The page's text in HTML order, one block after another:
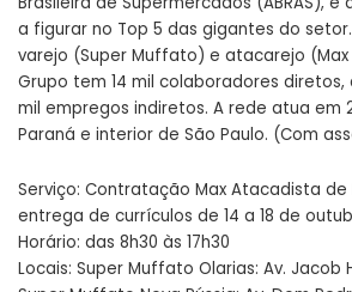
a figurar no Top 5 das gigantes do
varejo (Super Muffato) e atacarejo
Grupo tem 14 mil colaboradores diretos,
mil empregos indiretos. A rede atua em
Paraná e interior de São Paulo. (Com
Serviço: Contratação Max Atacadista de
entrega de currículos de 14 a 18 de
Horário: das 8h30 às 17h30
Locais: Super Muffato Olarias: Av. Jacob